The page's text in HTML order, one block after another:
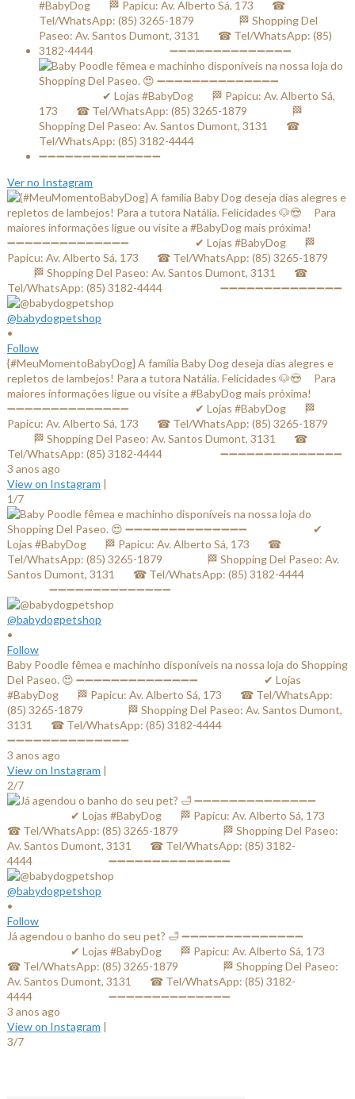
Ver no Instagram
@babydogpetshop
•
Follow
{#MeuMomentoBabyDog} A família Baby Dog deseja dias alegres e
repletos de lambejos! Para a tutora Natália. Felicidades 🐶😍 ⠀ Para
maiores informações ligue ou visite a #BabyDog mais próxima! ⠀
➖➖➖➖➖➖➖➖➖➖➖➖➖➖ ⠀⠀⠀⠀⠀⠀⠀⠀✔ Lojas #BabyDog⠀⠀ 🏁
Papicu: Av. Alberto Sá, 173⠀⠀ ☎ Tel/WhatsApp: (85) 3265-1879⠀⠀
⠀⠀⠀ 🏁 Shopping Del Paseo: Av. Santos Dumont, 3131⠀⠀ ☎
Tel/WhatsApp: (85) 3182-4444⠀⠀⠀⠀⠀⠀⠀ ➖➖➖➖➖➖➖➖➖➖➖➖➖➖
3 anos ago
View on Instagram |
1/7
@babydogpetshop
•
Follow
Baby Poodle fêmea e machinho disponíveis na nossa loja do Shopping
Del Paseo. 😍 ➖➖➖➖➖➖➖➖➖➖➖➖➖➖ ⠀⠀⠀⠀⠀⠀⠀⠀✔ Lojas
#BabyDog⠀⠀ 🏁 Papicu: Av. Alberto Sá, 173⠀⠀ ☎ Tel/WhatsApp:
(85) 3265-1879⠀⠀ ⠀⠀⠀ 🏁 Shopping Del Paseo: Av. Santos Dumont,
3131⠀⠀ ☎ Tel/WhatsApp: (85) 3182-4444⠀⠀⠀⠀ ⠀⠀⠀⠀⠀
➖➖➖➖➖➖➖➖➖➖➖➖➖➖
3 anos ago
View on Instagram |
2/7
@babydogpetshop
•
Follow
Já agendou o banho do seu pet? 🛁 ➖➖➖➖➖➖➖➖➖➖➖➖➖➖
⠀⠀⠀⠀⠀⠀⠀⠀✔ Lojas #BabyDog⠀⠀ 🏁 Papicu: Av. Alberto Sá, 173⠀⠀
☎ Tel/WhatsApp: (85) 3265-1879⠀⠀ ⠀⠀⠀ 🏁 Shopping Del Paseo:
Av. Santos Dumont, 3131⠀⠀ ☎ Tel/WhatsApp: (85) 3182-
4444⠀⠀⠀⠀ ⠀⠀⠀⠀⠀ ➖➖➖➖➖➖➖➖➖➖➖➖➖➖
3 anos ago
View on Instagram |
3/7